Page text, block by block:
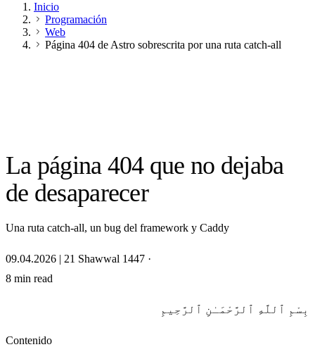
Inicio
Programación
Web
Página 404 de Astro sobrescrita por una ruta catch-all
La página 404 que no dejaba
de desaparecer
Una ruta catch-all, un bug del framework y Caddy
09.04.2026 | 21 Shawwal 1447 ·
8 min read
بِسْمِ ٱللَّهِ ٱلرَّحْمَـٰنِ ٱلرَّحِيمِ
Contenido